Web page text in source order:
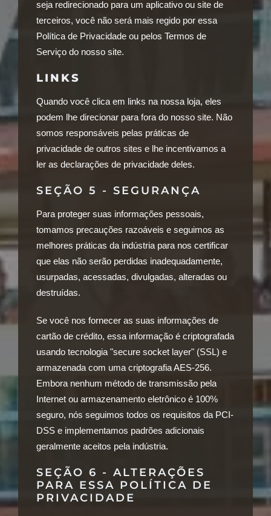
seja redirecionado para um aplicativo ou site de
terceiros, você não será mais regido por essa
Política de Privacidade ou pelos Termos de
Serviço do nosso site.
LINKS
Quando você clica em links na nossa loja, eles
podem lhe direcionar para fora do nosso site. Não
somos responsáveis pelas práticas de
privacidade de outros sites e lhe incentivamos a
ler as declarações de privacidade deles.
SEÇÃO 5 - SEGURANÇA
Para proteger suas informações pessoais,
tomamos precauções razoáveis e seguimos as
melhores práticas da indústria para nos certificar
que elas não serão perdidas inadequadamente,
usurpadas, acessadas, divulgadas, alteradas ou
destruídas.
Se você nos fornecer as suas informações de
cartão de crédito, essa informação é criptografada
usando tecnologia "secure socket layer" (SSL) e
armazenada com uma criptografia AES-256.
Embora nenhum método de transmissão pela
Internet ou armazenamento eletrônico é 100%
seguro, nós seguimos todos os requisitos da PCI-
DSS e implementamos padrões adicionais
geralmente aceitos pela indústria.
SEÇÃO 6 - ALTERAÇÕES
PARA ESSA POLÍTICA DE
PRIVACIDADE